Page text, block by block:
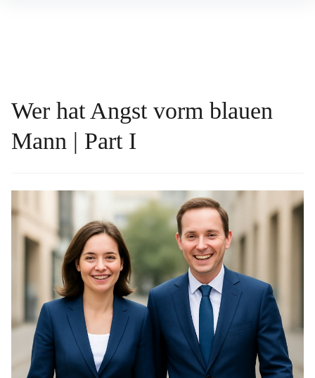
Wer hat Angst vorm blauen
Mann | Part I